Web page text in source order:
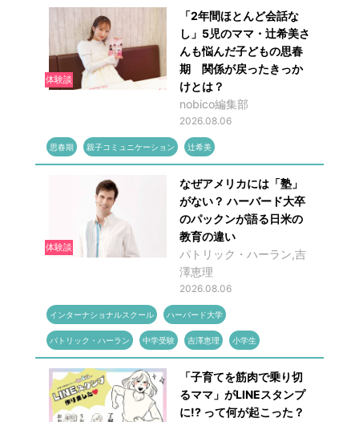
体験談
「2年間ほとんど会話な
し」5児のママ・辻希美さ
んも悩んだ子どもの思春
期 関係が戻ったきっか
けとは？
nobico編集部
2026.08.06
思春期 親子コミュニケーション 辻希美
体験談
なぜアメリカには「塾」
がない？ ハーバード大卒
のパックンが語る日米の
教育の違い
パトリック・ハーラン,吉
澤恵理
2026.08.06
インターナショナルスクール ハーバード大学
パトリック・ハーラン 中学受験 吉澤恵理 小学生
「子育てを筋肉で乗り切
るママ」がLINEスタンプ
に!? って何が起こった？